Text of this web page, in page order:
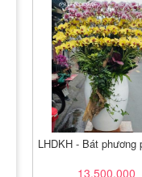
LHDKH - Bát phương
13,500,000